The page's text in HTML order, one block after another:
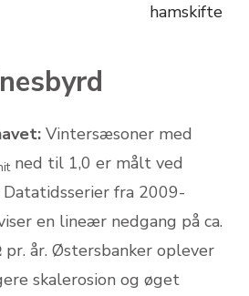
hamskifte
Vintersæsoner med
ned til 1,0 er målt ved
Datatidsserier fra 2009-
en lineær nedgang på ca.
pr. år. Østersbanker oplever
skalerosion og øget